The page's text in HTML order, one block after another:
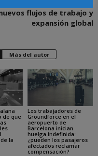
flujos de trabajo y
expansión global
Más del autor
de que
la
Los trabajadores de
Groundforce en el
aeropuerto de
Barcelona inician
huelga indefinida:
¿pueden los pasajeros
afectados reclamar
compensación?